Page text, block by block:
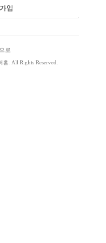
입
로
. All Rights Reserved.